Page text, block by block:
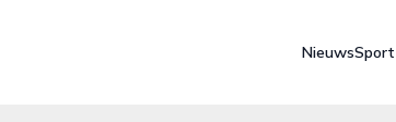
NieuwsSport